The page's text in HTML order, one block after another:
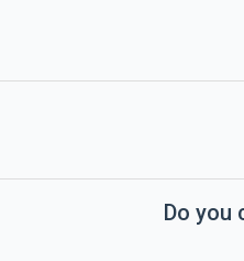
Do